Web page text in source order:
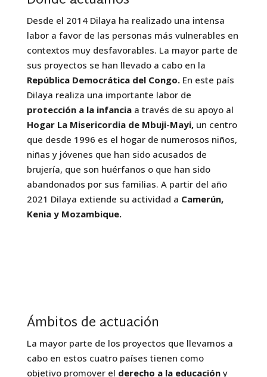
Desde el 2014 Dilaya ha realizado una intensa
labor a favor de las personas más vulnerables en
contextos muy desfavorables. La mayor parte de
sus proyectos se han llevado a cabo en la
República Democrática del Congo.En este país
Dilaya realiza una importante labor de
protección a la infanciaa través de su apoyo al
Hogar La Misericordia de Mbuji-Mayi,un centro
que desde 1996 es el hogar de numerosos niños,
niñas y jóvenes que han sido acusados de
brujería, que son huérfanos o que han sido
abandonados por sus familias. A partir del año
2021 Dilaya extiende su actividad a Camerún,
Kenia y Mozambique.
Ámbitos de actuación
La mayor parte de los proyectos que llevamos a
cabo en estos cuatro países tienen como
objetivo promover el derecho a la educacióny